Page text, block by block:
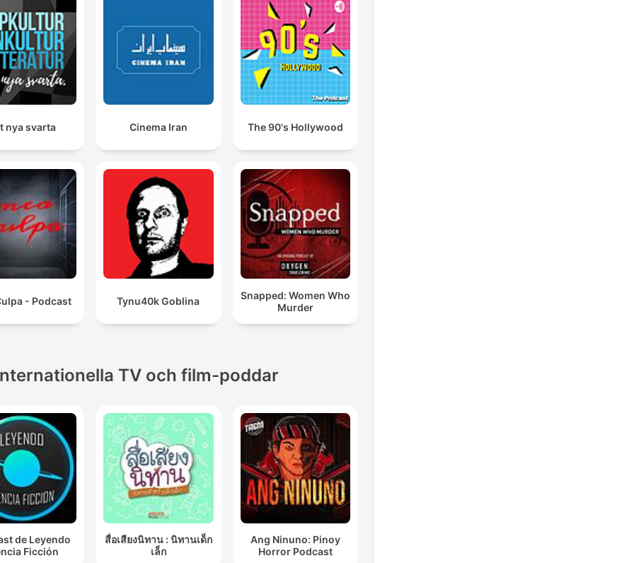
nya svarta Cinema Iran The 90's Hollywood
- Podcast Tynu40k Goblina
Snapped: Women Who
Murder
TV och film-poddar
de Leyendo
Ficción
สื่อเสียงนิทาน : นิทานเด็ก
เล็ก
Ang Ninuno: Pinoy
Horror Podcast